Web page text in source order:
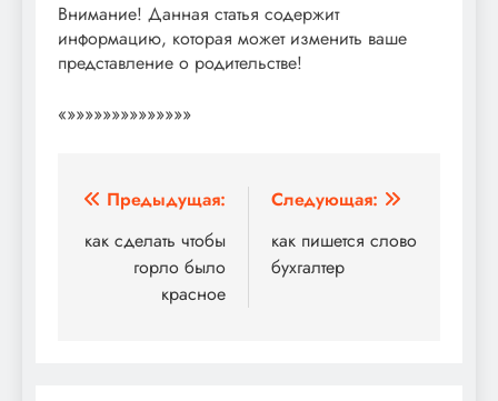
Внимание! Данная статья содержит
информацию, которая может изменить ваше
представление о родительстве!
«»»»»»»»»»»»»»»
Навигация
по
записям
Предыдущая:
как сделать чтобы
горло было
красное
Следующая:
как пишется слово
бухгалтер